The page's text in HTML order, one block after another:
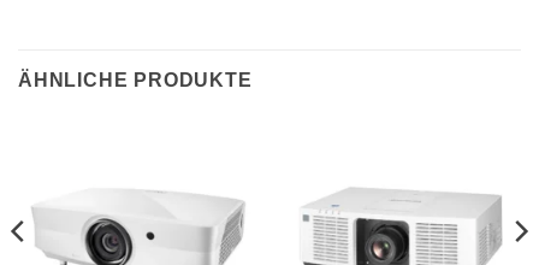
ÄHNLICHE PRODUKTE